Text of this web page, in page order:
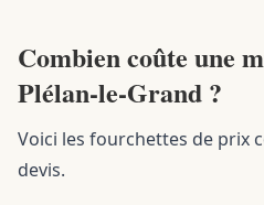
Combien coûte une
Plélan-le-Grand ?
Voici les fourchettes de prix
devis.